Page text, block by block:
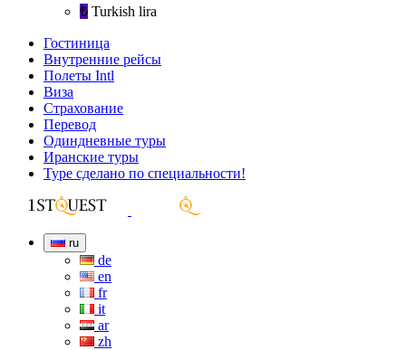
₺‎ Turkish lira
Гостиница
Внутренние рейсы
Полеты Intl
Виза
Страхование
Перевод
Одиндневные туры
Иранские туры
Туре сделано по специальности!
ru
de
en
fr
it
ar
zh